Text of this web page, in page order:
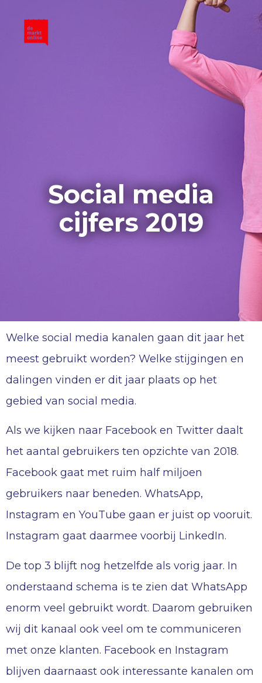
Social media
cijfers 2019
Welke social media kanalen gaan dit jaar het
meest gebruikt worden? Welke stijgingen en
dalingen vinden er dit jaar plaats op het
gebied van social media.
Als we kijken naar Facebook en Twitter daalt
het aantal gebruikers ten opzichte van 2018.
Facebook gaat met ruim half miljoen
gebruikers naar beneden. WhatsApp,
Instagram en YouTube gaan er juist op vooruit.
Instagram gaat daarmee voorbij LinkedIn.
De top 3 blijft nog hetzelfde als vorig jaar. In
onderstaand schema is te zien dat WhatsApp
enorm veel gebruikt wordt. Daarom gebruiken
wij dit kanaal ook veel om te communiceren
met onze klanten. Facebook en Instagram
blijven daarnaast ook interessante kanalen om